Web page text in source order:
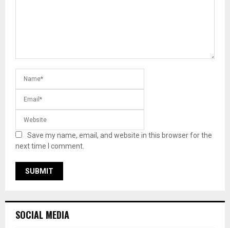
Save my name, email, and website in this browser for the
next time I comment.
SOCIAL MEDIA